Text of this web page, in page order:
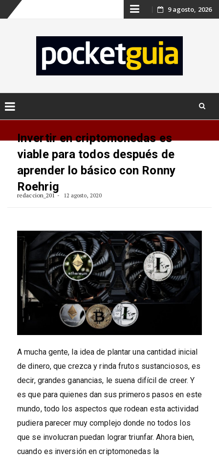
Skip
content
9 agosto, 2026
Invertir en criptomonedas es
viable para todos después de
aprender lo básico con Ronny
Roehrig
redaccion_201 12 agosto, 2020
A mucha gente, la idea de plantar una cantidad inicial
de dinero, que crezca y rinda frutos sustanciosos, es
decir, grandes ganancias, le suena difícil de creer. Y
es que para quienes dan sus primeros pasos en este
mundo, todo los aspectos que rodean esta actividad
pudiera parecer muy complejo donde no todos los
que se involucran puedan lograr triunfar. Ahora bien,
cuando es inversión en criptomonedas la